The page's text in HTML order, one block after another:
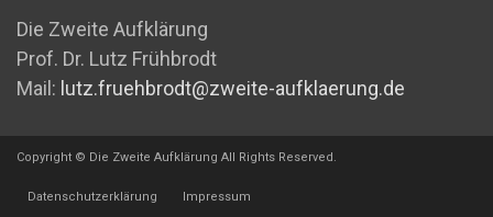
Die Zweite Aufklärung
Prof. Dr. Lutz Frühbrodt
Mail: lutz.fruehbrodt@zweite-aufklaerung.de
Copyright © Die Zweite Aufklärung All Rights Reserved.
Datenschutzerklärung Impressum